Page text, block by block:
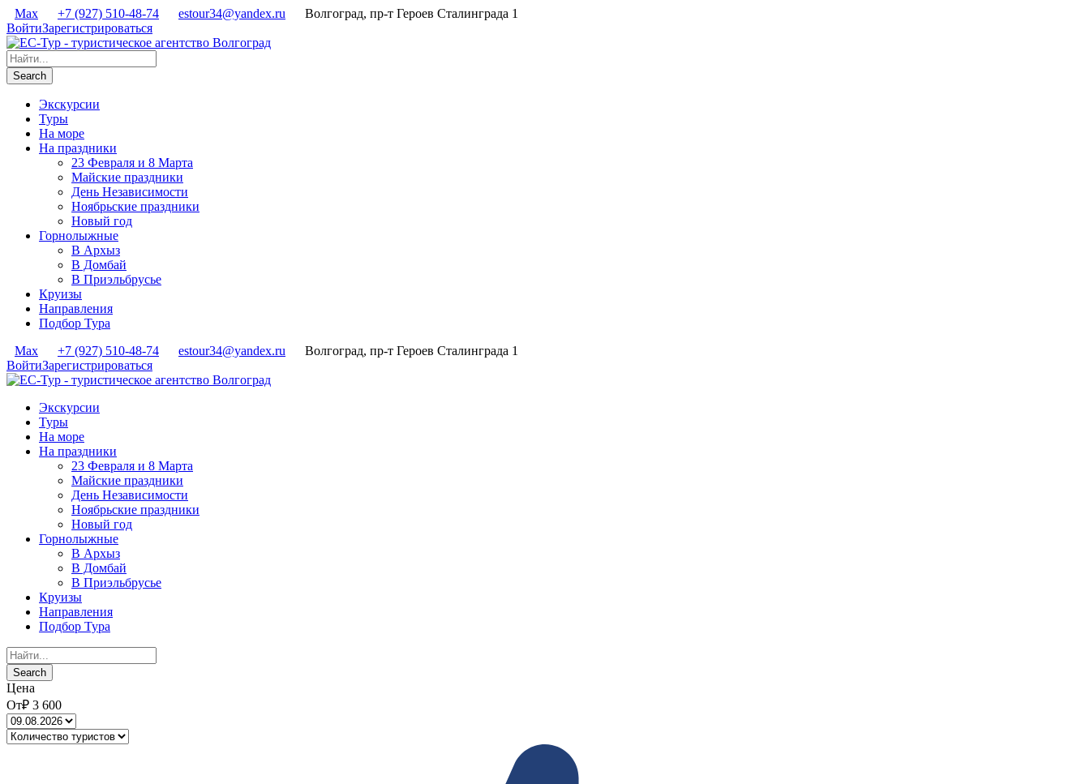
Max +7 (927) 510-48-74 estour34@yandex.ru
Волгоград, пр-т Героев Сталинграда 1
ВойтиЗарегистрироваться
Экскурсии
Туры
На море
На праздники
23 Февраля и 8 Марта
Майские праздники
День Независимости
Ноябрьские праздники
Новый год
Горнолыжные
В Архыз
В Домбай
В Приэльбрусье
Круизы
Направления
Подбор Тура
Max
+7 (927) 510-48-74 estour34@yandex.ru
Волгоград, пр-т Героев Сталинграда 1
ВойтиЗарегистрироваться
Экскурсии
Туры
На море
На праздники
23 Февраля и 8 Марта
Майские праздники
День Независимости
Ноябрьские праздники
Новый год
Горнолыжные
В Архыз
В Домбай
В Приэльбрусье
Круизы
Направления
Подбор Тура
Цена
От₽ 3 600